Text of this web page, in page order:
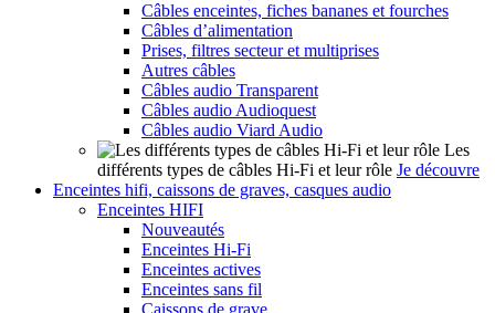
Câbles enceintes, fiches bananes et fourches
Câbles d’alimentation
Prises, filtres secteur et multiprises
Autres câbles
Câbles audio Transparent
Câbles audio Audioquest
Câbles audio Viard Audio
Les
différents types de câbles Hi-Fi et leur rôle Je découvre
Enceintes hifi, caissons de graves, casques audio
Enceintes HIFI
Nouveautés
Enceintes Hi-Fi
Enceintes actives
Enceintes sans fil
Caissons de grave